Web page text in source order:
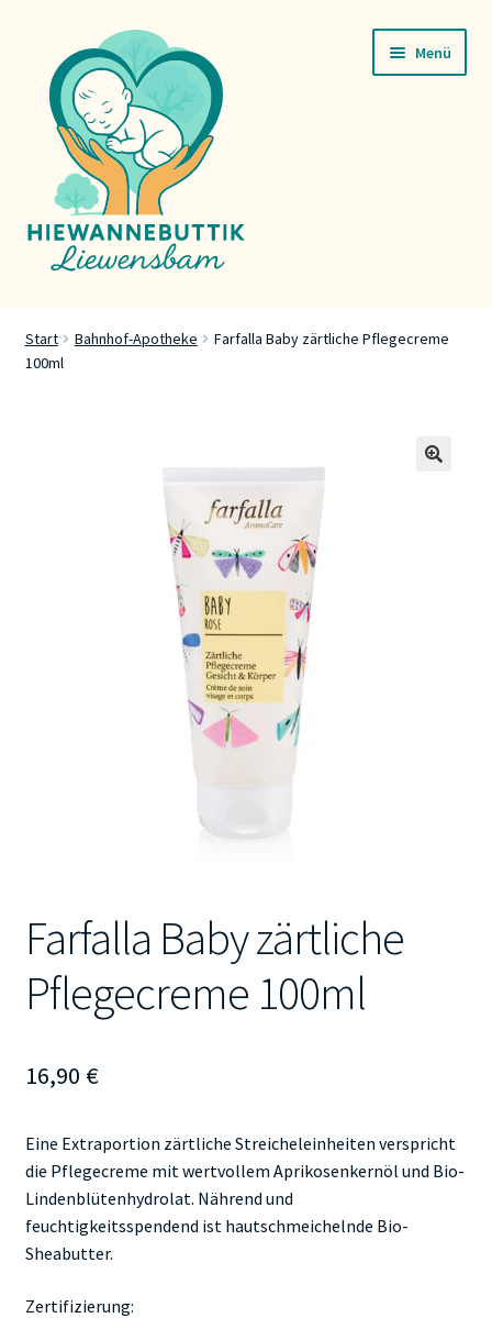
Navigation
springen
Inhalt
springen
Menü
Servicer
Start Bahnhof-Apotheke
Farfalla Baby zärtliche Pflegecreme
100ml
Farfalla Baby zärtliche
Pflegecreme 100ml
16,90 €
Eine Extraportion zärtliche Streicheleinheiten verspricht
die Pflegecreme mit wertvollem Aprikosenkernöl und Bio-
Lindenblütenhydrolat. Nährend und
feuchtigkeitsspendend ist hautschmeichelnde Bio-
Sheabutter.
Zertifizierung: